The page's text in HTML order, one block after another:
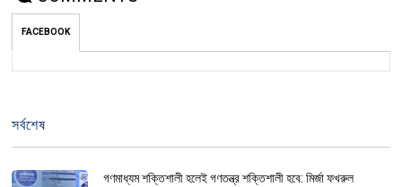
FACEBOOK
সর্বশেষ
গণমাধ্যম শক্তিশালী হলেই গণতন্ত্র শক্তিশালী হবে: মির্জা ফখরুল